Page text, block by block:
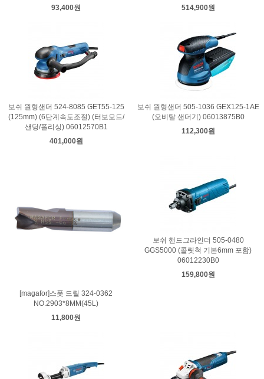
93,400원
514,900원
보쉬 원형샌더 524-8085 GET55-125
(125mm) (6단계속도조절) (터보모드/
샌딩/폴리싱) 06012570B1
401,000원
보쉬 원형샌더 505-1036 GEX125-1AE
(오비탈 샌더기) 06013875B0
112,300원
[magafor]스폿 드릴 324-0362
NO.2903*8MM(45L)
11,800원
보쉬 핸드그라인더 505-0480
GGS5000 (콜릿척 기본6mm 포함)
06012230B0
159,800원